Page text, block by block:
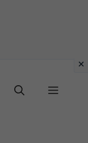
Menu